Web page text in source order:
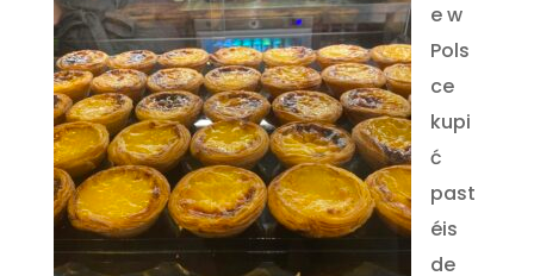
e w
Pols
ce
kupi
ć
past
éis
de